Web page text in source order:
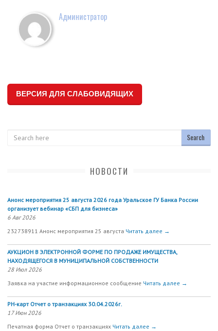
Администратор
ВЕРСИЯ ДЛЯ СЛАБОВИДЯЩИХ
НОВОСТИ
Анонс мероприятия 25 августа 2026 года Уральское ГУ Банка России
организует вебинар «СБП для бизнеса»
6 Авг 2026
232738911 Анонс мероприятия 25 августа Читать далее →
АУКЦИОН В ЭЛЕКТРОННОЙ ФОРМЕ ПО ПРОДАЖЕ ИМУЩЕСТВА,
НАХОДЯЩЕГОСЯ В МУНИЦИПАЛЬНОЙ СОБСТВЕННОСТИ
28 Июл 2026
Заявка на участие информационное сообщение Читать далее →
РН-карт Отчет о транзакциях 30.04.2026г.
17 Июн 2026
Печатная форма Отчет о транзакциях Читать далее →